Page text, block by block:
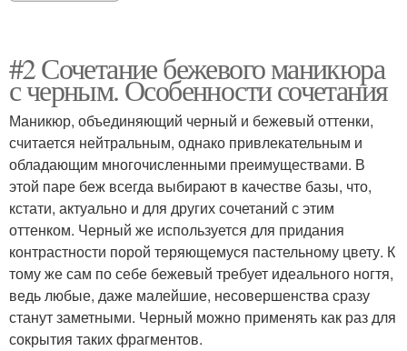
#2 Сочетание бежевого маникюра
с черным. Особенности сочетания
Маникюр, объединяющий черный и бежевый оттенки,
считается нейтральным, однако привлекательным и
обладающим многочисленными преимуществами. В
этой паре беж всегда выбирают в качестве базы, что,
кстати, актуально и для других сочетаний с этим
оттенком. Черный же используется для придания
контрастности порой теряющемуся пастельному цвету. К
тому же сам по себе бежевый требует идеального ногтя,
ведь любые, даже малейшие, несовершенства сразу
станут заметными. Черный можно применять как раз для
сокрытия таких фрагментов.